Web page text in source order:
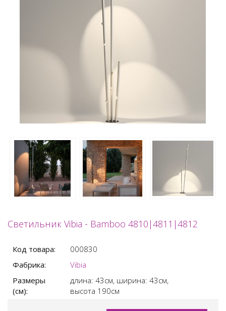
Светильник Vibia - Bamboo 4810|4811|4812
Код товара:
000830
Фабрика:
Vibia
Размеры
(см):
длина: 43см, ширина: 43см,
высота 190см